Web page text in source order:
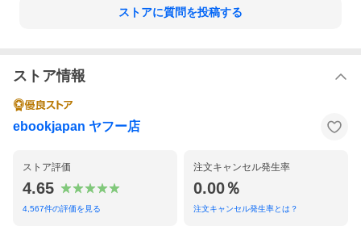
ストアに質問を投稿する
ストア情報
ebookjapan ヤフー店
ストア評価
4.65
4,567件の評価を見る
注文キャンセル発生率
0.00％
注文キャンセル発生率とは？